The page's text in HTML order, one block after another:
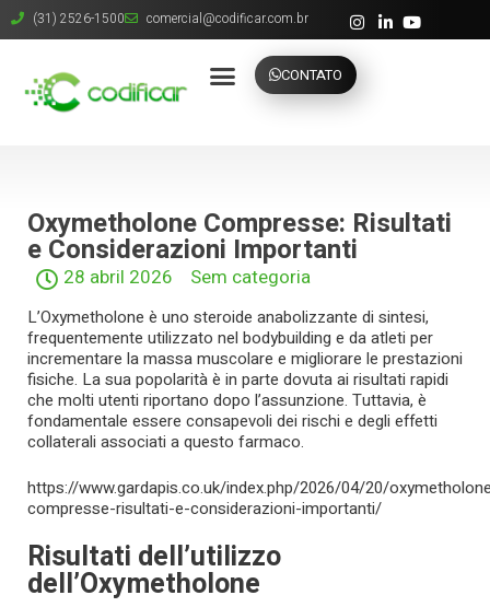
(31) 2526-1500 comercial@codificar.com.br
CONTATO
Oxymetholone Compresse: Risultati
e Considerazioni Importanti
28 abril 2026 Sem categoria
L’Oxymetholone è uno steroide anabolizzante di sintesi,
frequentemente utilizzato nel bodybuilding e da atleti per
incrementare la massa muscolare e migliorare le prestazioni
fisiche. La sua popolarità è in parte dovuta ai risultati rapidi
che molti utenti riportano dopo l’assunzione. Tuttavia, è
fondamentale essere consapevoli dei rischi e degli effetti
collaterali associati a questo farmaco.
https://www.gardapis.co.uk/index.php/2026/04/20/
compresse-risultati-e-considerazioni-importanti/
Risultati dell’utilizzo
dell’Oxymetholone